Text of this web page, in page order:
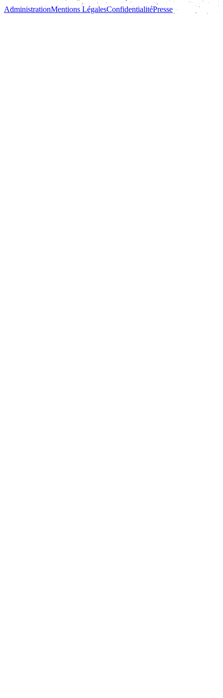
AdministrationMentions LégalesConfidentialitéPresse